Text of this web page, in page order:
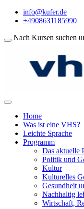
info@kufer.de
+4908631185990
Nach Kursen suchen
Home
Was ist eine VHS?
Leichte Sprache
Programm
Das aktuelle
Politik und
Kultur
Kulturelles
Gesundheit
Nachhaltig
Wirtschaft,